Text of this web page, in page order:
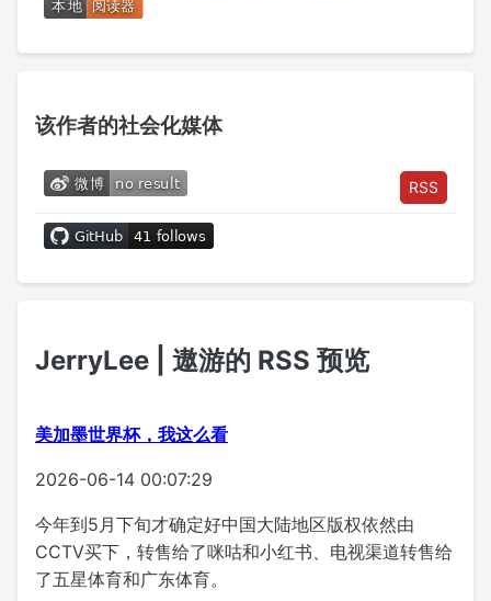
JerryLee | 遨游的 RSS 预览
美加墨世界杯，我这么看
2026-06-14 00:07:29
今年到5月下旬才确定好中国大陆地区版权依然由
CCTV买下，转售给了咪咕和小红书、电视渠道转售给
了五星体育和广东体育。
该作者的社会化媒体
RSS